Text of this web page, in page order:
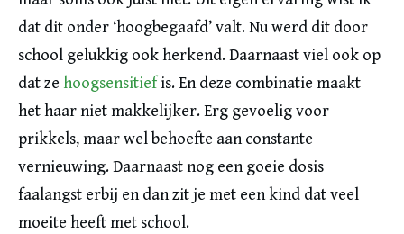
dat dit onder ‘hoogbegaafd’ valt. Nu werd dit door
school gelukkig ook herkend. Daarnaast viel ook op
dat ze hoogsensitiefis. En deze combinatie maakt
het haar niet makkelijker. Erg gevoelig voor
prikkels, maar wel behoefte aan constante
vernieuwing. Daarnaast nog een goeie dosis
faalangst erbij en dan zit je met een kind dat veel
moeite heeft met school.